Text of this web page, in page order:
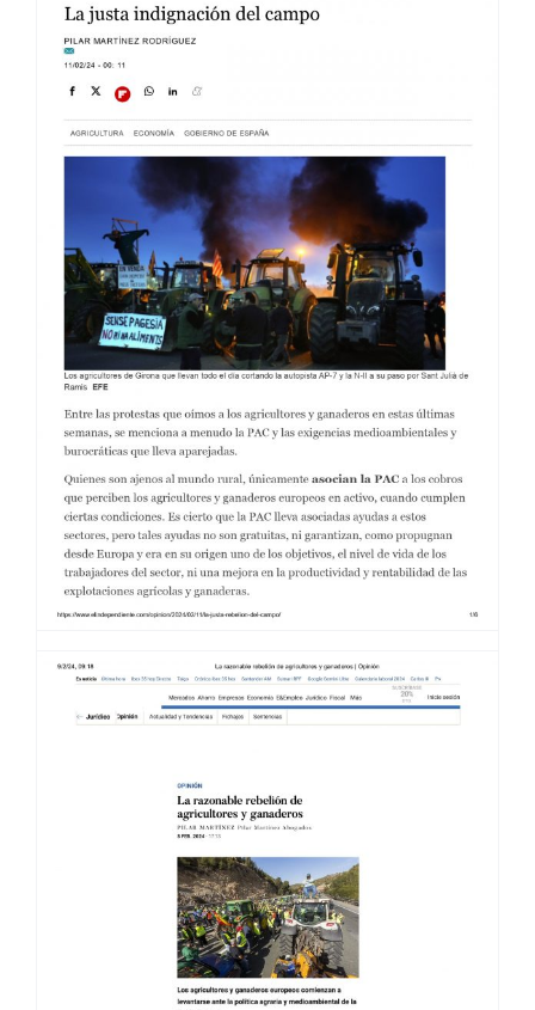
UN LASTRE PARA EL MUNDO RURAL
· LA VOZ DE GALICIA 27/02/24
LA JUSTA INDIGNACIÓN DEL
CAMPO · EL INDEPENDIENTE